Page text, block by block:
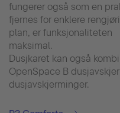
fungerer også som en
fjernes for enklere
plan, er funksjonaliteten
maksimal.
Dusjkaret kan også
OpenSpace B
dusjavskjerminger.